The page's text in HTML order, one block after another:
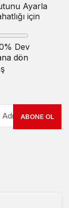
Ayarla
için
Dev
dön
ABONE OL